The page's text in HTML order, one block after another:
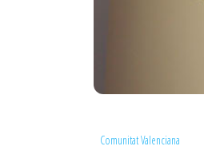
Comunitat Valenciana